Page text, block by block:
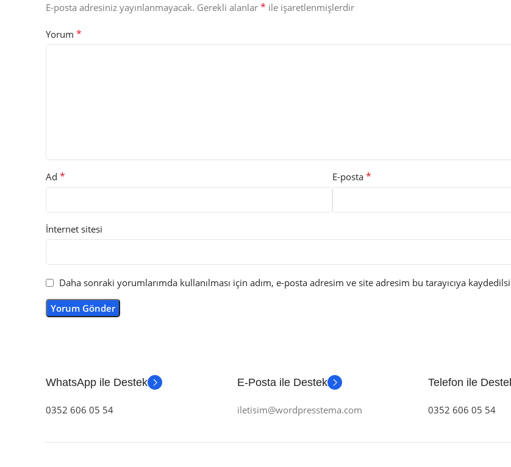
E-posta adresiniz yayınlanmayacak. Gerekli alanlar * ile işaretlenmişlerdir
Yorum *
Ad * E-posta*
İnternet sitesi
Daha sonraki yorumlarımda kullanılması için adım, e-posta adresim ve site adresim bu tarayıcıya
WhatsApp ile Destek
0352 606 05 54
E-Posta ile Destek
iletisim@wordpresstema.com
Telefon ile
0352 606 05 54